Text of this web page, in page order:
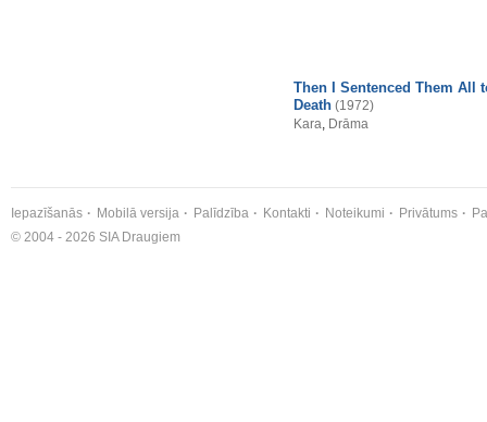
Then I Sentenced Them All
Death (1972)
Kara, Drāma
Iepazīšanās Mobilā versija Palīdzība Kontakti Noteikumi Privātums
© 2004 - 2026 SIA Draugiem